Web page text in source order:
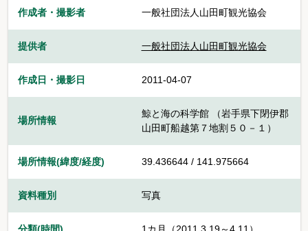
作成者・撮影者 一般社団法人山田町観光協会
提供者 一般社団法人山田町観光協会
作成日・撮影日 2011-04-07
場所情報
鯨と海の科学館 （岩手県下閉伊郡
山田町船越第７地割５０－１）
場所情報(緯度/経度) 39.436644 / 141.975664
資料種別 写真